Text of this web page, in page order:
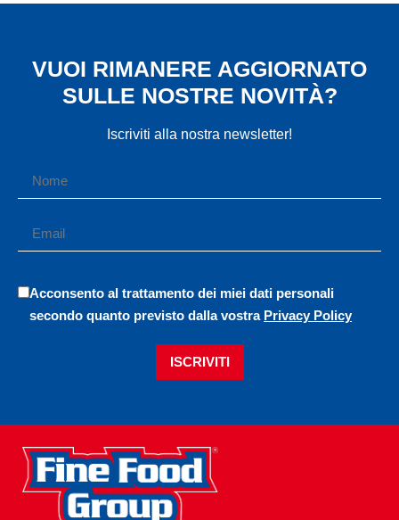
VUOI RIMANERE AGGIORNATO
SULLE NOSTRE NOVITÀ?
Iscriviti alla nostra newsletter!
Acconsento al trattamento dei miei dati personali
secondo quanto previsto dalla vostra Privacy Policy
ISCRIVITI